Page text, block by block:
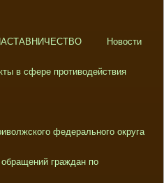
Новости
в сфере противодействия
федерального округа
граждан по